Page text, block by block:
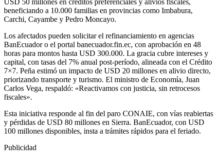
beneficiando a 10.000 familias en provincias como Imbabura,
Carchi, Cayambe y Pedro Moncayo.
Los afectados pueden solicitar el refinanciamiento en agencias
BanEcuador o el portal banecuador.fin.ec, con aprobación en 48
horas para montos hasta USD 300.000. La gracia cubre intereses y
capital, con tasas del 7% anual post-período, alineada con el Crédito
7×7. Peña estimó un impacto de USD 20 millones en alivio directo,
priorizando transporte y turismo. El ministro de Economía, Juan
Carlos Vega, respaldó: «Reactivamos con justicia, sin retrocesos
fiscales».
Esta iniciativa responde al fin del paro CONAIE, con vías reabiertas
y pérdidas de USD 80 millones en Sierra. BanEcuador, con USD
100 millones disponibles, insta a trámites rápidos para el feriado.
Publicidad